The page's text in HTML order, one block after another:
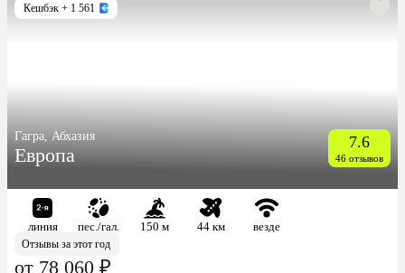
Кешбэк + 1 561
Гагра, Абхазия
Европа
7.6
46 отзывов
линия пес./гал. 150 м 44 км
везде
Отзывы за этот год
от 78 060 ₽